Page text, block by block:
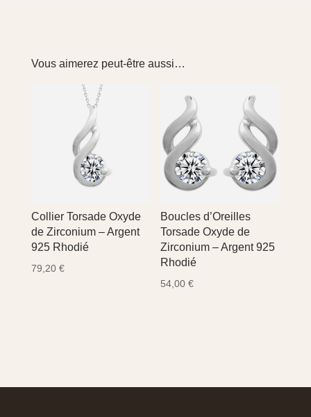
Vous aimerez peut-être aussi…
Collier Torsade Oxyde
de Zirconium – Argent
925 Rhodié
79,20 €
Boucles d’Oreilles
Torsade Oxyde de
Zirconium – Argent 925
Rhodié
54,00€